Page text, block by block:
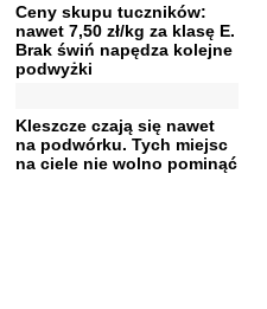
Ceny skupu tuczników:
nawet 7,50 zł/kg za klasę E.
Brak świń napędza kolejne
podwyżki
Kleszcze czają się nawet
na podwórku. Tych miejsc
na ciele nie wolno pominąć